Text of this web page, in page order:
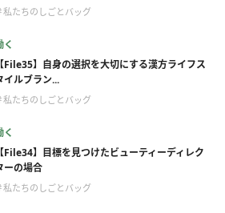
私たちのしごとバッグ
く
【File35】自身の選択を大切にする漢方ライフス
イルブラン...
私たちのしごとバッグ
く
【File34】目標を見つけたビューティーディレク
ーの場合
私たちのしごとバッグ